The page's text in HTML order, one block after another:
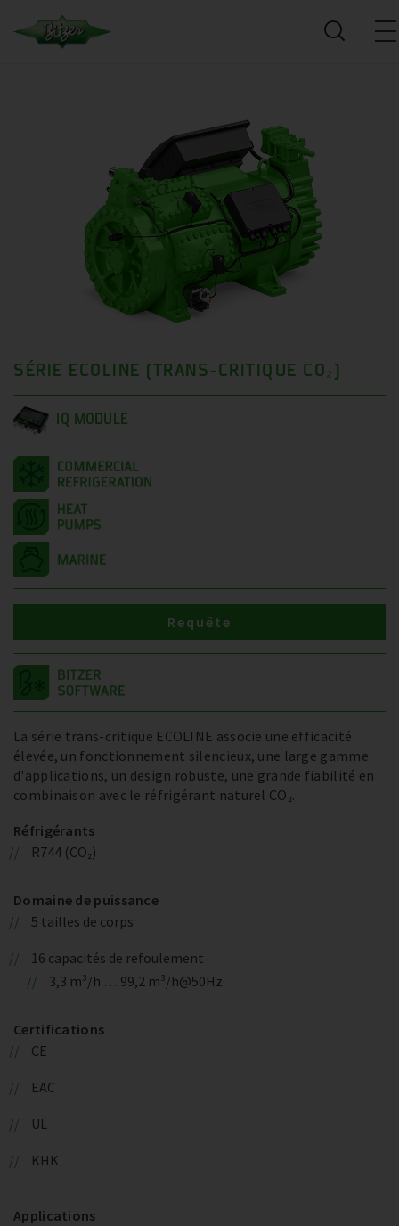
SÉRIE ECOLINE (TRANS-CRITIQUE CO₂)
IQ MODULE
La série trans-critique ECOLINE associe une efficacité
élevée, un fonctionnement silencieux, une large gamme
d'applications, un design robuste, une grande fiabilité en
combinaison avec le réfrigérant naturel CO₂.
Réfrigérants
R744 (CO₂)
Domaine de puissance
5 tailles de corps
16 capacités de refoulement
3,3 m³/h … 99,2 m³/h@50Hz
Certifications
CE
EAC
UL
KHK
Applications
Requête